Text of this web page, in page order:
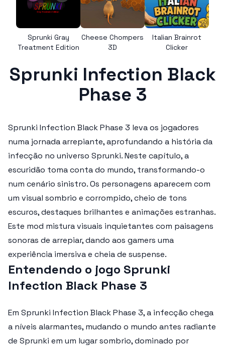
Sprunki Gray
Treatment Edition
Cheese Chompers
3D
Italian Brainrot
Clicker
Sprunki Infection Black
Phase 3
Sprunki Infection Black Phase 3 leva os jogadores
numa jornada arrepiante, aprofundando a história da
infecção no universo Sprunki. Neste capítulo, a
escuridão toma conta do mundo, transformando-o
num cenário sinistro. Os personagens aparecem com
um visual sombrio e corrompido, cheio de tons
escuros, destaques brilhantes e animações estranhas.
Este mod mistura visuais inquietantes com paisagens
sonoras de arrepiar, dando aos gamers uma
experiência imersiva e cheia de suspense.
Entendendo o jogo Sprunki
Infection Black Phase 3
Em Sprunki Infection Black Phase 3, a infecção chega
a níveis alarmantes, mudando o mundo antes radiante
de Sprunki em um lugar sombrio, dominado por